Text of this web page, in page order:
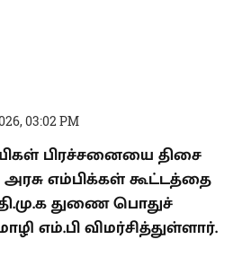
03:02 PM
பிரச்சனையை திசை
அரசு எம்பிக்கள் கூட்டத்தை
துணை பொதுச்
எம்.பி விமர்சித்துள்ளார்.